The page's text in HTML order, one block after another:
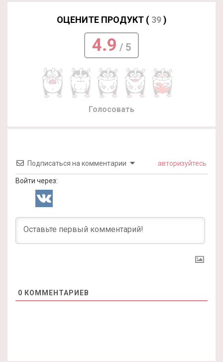
ОЦЕНИТЕ ПРОДУКТ ( 39)
4.9 / 5
Голосовать
Подписаться на комментарии авторизуйтесь
Войти через:
0 КОММЕНТАРИЕВ